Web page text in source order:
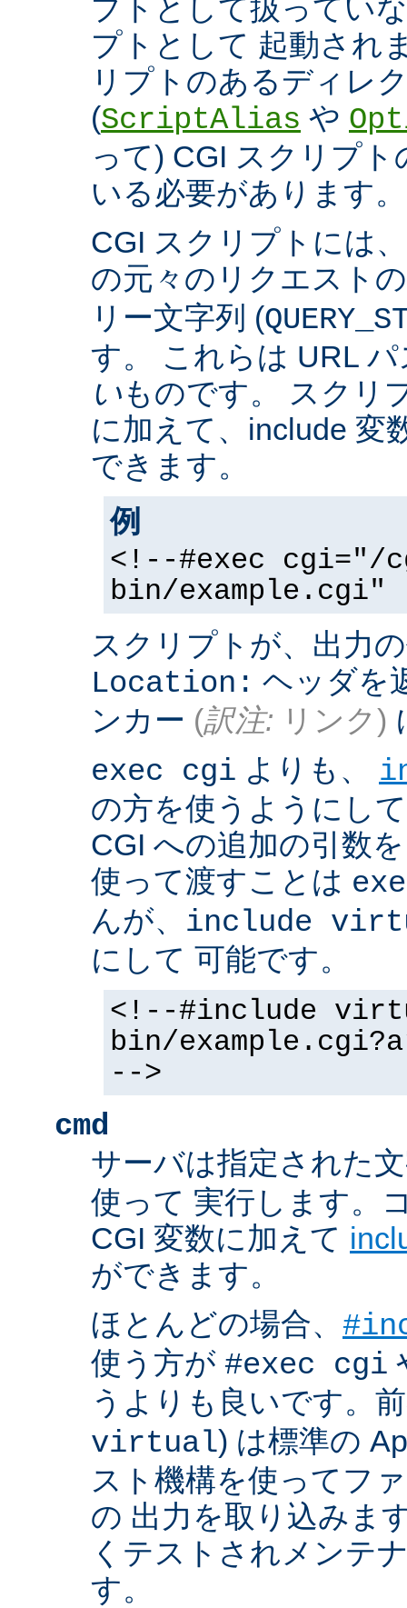
プトとして扱ってい
プトとして 起動され
リプトのあるディレ
(ScriptAlias や
って) CGI スクリプ
いる必要があります。
CGI スクリプトには
の元々のリクエスト
リー文字列 (
す。 これらは URL
いものです。 スクリ
に加えて、include 変
できます。
例
<!--#exec cgi="/
bin/example.cgi"
スクリプトが、出力
Location: ヘッダを
ンカー (訳注: リンク)
exec cgi よりも、
の方を使うようにし
CGI への追加の引数
使って渡すことは
んが、 include
にして 可能です。
<!--#include
bin/
-->
cmd
サーバは指定された
使って 実行します。
CGI 変数に加えて
ができます。
ほとんどの場合、
使う方が #exec cgi
うよりも良いです。
virtual) は標準の
スト機構を使ってフ
の 出力を取り込みま
くテストされメンテ
す。